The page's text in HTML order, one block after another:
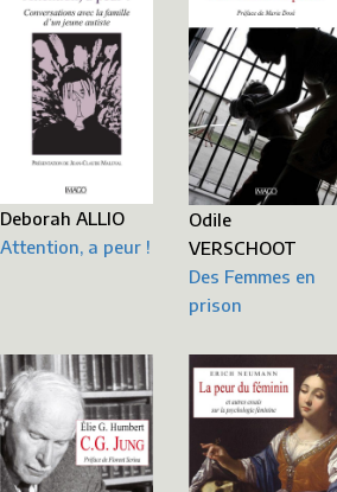
Deborah ALLIO
Attention, a peur !
Odile
VERSCHOOT
Des Femmes en
prison